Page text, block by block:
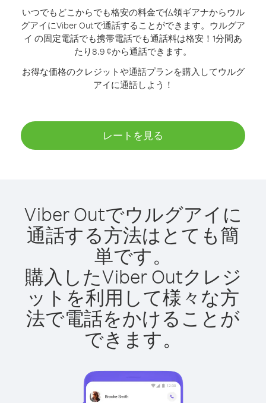
いつでもどこからでも格安の料金で仏領ギアナからウル
グアイにViber Outで通話することができます。 ウルグア
イ の固定電話でも携帯電話でも通話料は格安！1分間あ
たり8.9 ¢から通話できます。
お得な価格のクレジットや通話プランを購入してウルグ
アイに通話しよう！
レートを見る
Viber Outでウルグアイに
通話する方法はとても簡
単です。
購入したViber Outクレジ
ットを利用して様々な方
法で電話をかけることが
できます。